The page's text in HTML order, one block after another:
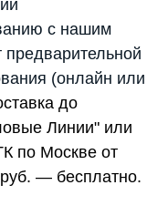
с нашим
(онлайн или
до
Линии" или
по Москве от
— бесплатно.